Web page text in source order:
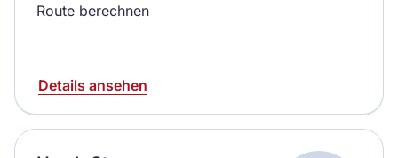
Route berechnen
Details ansehen